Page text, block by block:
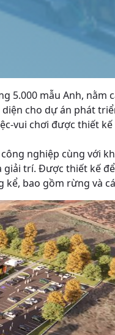
5.000 mẫu Anh,
cho dự án phát
vui chơi được thiết
nghiệp cùng với
trí. Được thiết kế
bao gồm rừng và